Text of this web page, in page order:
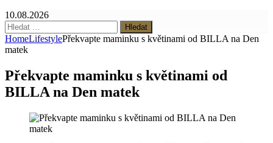
10.08.2026
Vyhledávání
HomeLifestylePřekvapte maminku s květinami od BILLA na Den
matek
Překvapte maminku s květinami od
BILLA na Den matek